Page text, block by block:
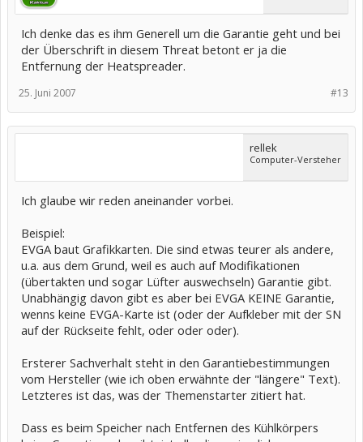
Ich denke das es ihm Generell um die Garantie geht und bei
der Überschrift in diesem Threat betont er ja die
Entfernung der Heatspreader.
#13
25. Juni 2007
rellek
Computer-Versteher
Ich glaube wir reden aneinander vorbei.
Beispiel:
EVGA baut Grafikkarten. Die sind etwas teurer als andere,
u.a. aus dem Grund, weil es auch auf Modifikationen
(übertakten und sogar Lüfter auswechseln) Garantie gibt.
Unabhängig davon gibt es aber bei EVGA KEINE Garantie,
wenns keine EVGA-Karte ist (oder der Aufkleber mit der SN
auf der Rückseite fehlt, oder oder oder).
Ersterer Sachverhalt steht in den Garantiebestimmungen
vom Hersteller (wie ich oben erwähnte der "längere" Text).
Letzteres ist das, was der Themenstarter zitiert hat.
Dass es beim Speicher nach Entfernen des Kühlkörpers